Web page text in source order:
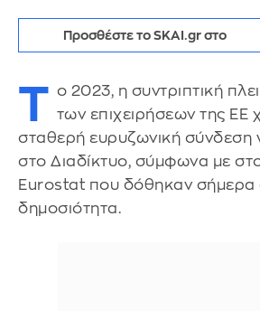
Προσθέστε το SKAI.gr στο
Τ ο 2023, η συντριπτική
των επιχειρήσεων της ΕΕ
σταθερή ευρυζωνική σύνδεση
στο Διαδίκτυο, σύμφωνα με
Εurostat που δόθηκαν σήμερα
δημοσιότητα.